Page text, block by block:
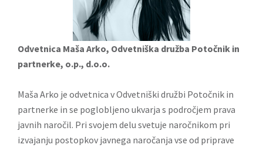
Odvetnica Maša Arko, Odvetniška družba Potočnik in
partnerke, o.p., d.o.o.
Maša Arko je odvetnica v Odvetniški družbi Potočnik in
partnerke in se poglobljeno ukvarja s področjem prava
javnih naročil. Pri svojem delu svetuje naročnikom pri
izvajanju postopkov javnega naročanja vse od priprave